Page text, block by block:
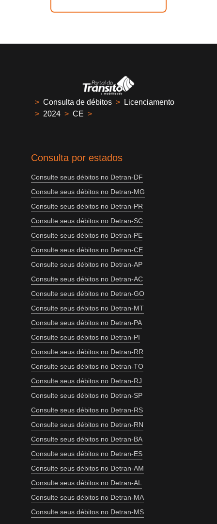
> Consulta de débitos > Licenciamento
> 2024 > CE >
Consulta por estados
Consulte seus débitos no Detran-DF
Consulte seus débitos no Detran-MG
Consulte seus débitos no Detran-PR
Consulte seus débitos no Detran-SC
Consulte seus débitos no Detran-PE
Consulte seus débitos no Detran-CE
Consulte seus débitos no Detran-AP
Consulte seus débitos no Detran-AC
Consulte seus débitos no Detran-GO
Consulte seus débitos no Detran-MT
Consulte seus débitos no Detran-PA
Consulte seus débitos no Detran-PI
Consulte seus débitos no Detran-RR
Consulte seus débitos no Detran-TO
Consulte seus débitos no Detran-RJ
Consulte seus débitos no Detran-SP
Consulte seus débitos no Detran-RS
Consulte seus débitos no Detran-RN
Consulte seus débitos no Detran-BA
Consulte seus débitos no Detran-ES
Consulte seus débitos no Detran-AM
Consulte seus débitos no Detran-AL
Consulte seus débitos no Detran-MA
Consulte seus débitos no Detran-MS